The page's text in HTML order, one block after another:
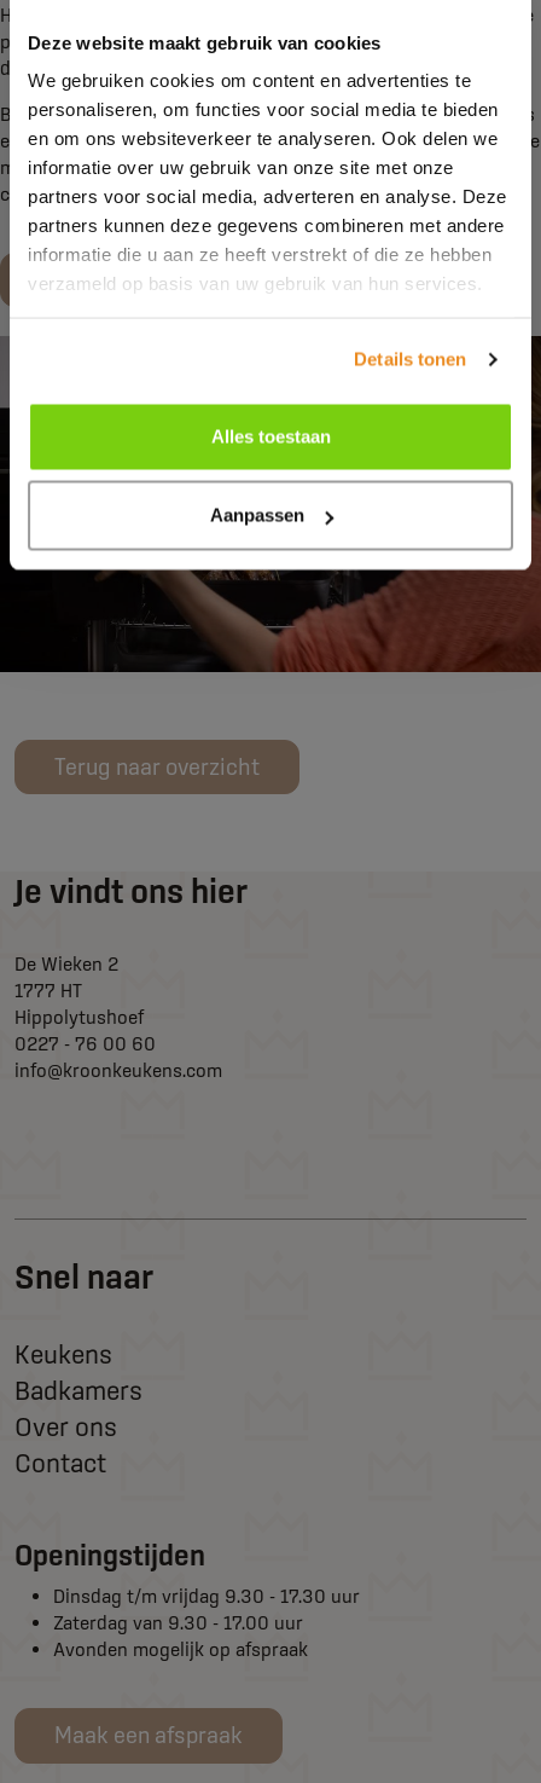
Deze website maakt gebruik van cookies
We gebruiken cookies om content en advertenties te
personaliseren, om functies voor social media te bieden
en om ons websiteverkeer te analyseren. Ook delen we
informatie over uw gebruik van onze site met onze
partners voor social media, adverteren en analyse. Deze
partners kunnen deze gegevens combineren met andere
informatie die u aan ze heeft verstrekt of die ze hebben
verzameld op basis van uw gebruik van hun services.
Details tonen
Alles toestaan
Aanpassen
Hiermee kun je dus ontdooien en garen, maar ook een krokante
pizzabodem maken. Dit twee-in-één apparaat is heel geliefd in
de keuken en bereidt jouw maaltijden perfect.
Bij Kroon Keukens & Badkamers hebben we verschillende types
en maten ovens. We kunnen deze ook voor jou installeren. Wil je
meer weten over de ovens en de mogelijkheden? Neem dan
contact met ons op of kom langs in onzeshowroom.
Maak een afspraak
Terug naar overzicht
Snel naar
Keukens
Badkamers
Over ons
Contact
Je vindt ons hier
De Wieken 2
1777 HT
Hippolytushoef
0227 - 76 00 60
info@kroonkeukens.com
Openingstijden
Dinsdag t/m vrijdag 9.30 - 17.30 uur
Zaterdag van 9.30 - 17.00 uur
Avonden mogelijk op afspraak
Maak een afspraak